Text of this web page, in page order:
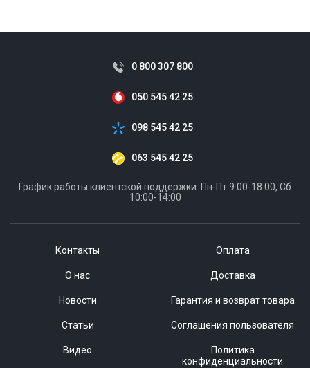
Контакты
О нас
Новости
Статьи
Видео
Оплата
Доставка
Гарантия и возврат товара
Соглашения пользователя
Политика
конфиденциальности
0 800 307 800
050 545 42 25
098 545 42 25
063 545 42 25
График работы клиентской поддержки: Пн-Пт 9:00-18:00, Сб
10:00-14:00